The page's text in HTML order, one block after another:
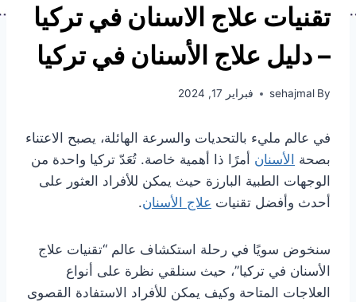
تقنيات علاج الاسنان في تركيا
– دليل علاج الأسنان في تركيا
By
sehajmal فبراير 17, 2024
في عالم مليء بالتحديات والسرعة الهائلة، يصبح الاعتناء
بصحة
الأسنان أمرًا ذا أهمية خاصة. تُعَدّ تركيا واحدة من
الوجهات الطبية البارزة حيث يمكن للأفراد العثور على
أحدث وأفضل تقنيات علاج الأسنان.
سنخوض سويًا في رحلة استكشاف عالم “تقنيات علاج
الأسنان في تركيا”، حيث سنلقي نظرة على أنواع
العلاجات المتاحة وكيف يمكن للأفراد الاستفادة القصوى